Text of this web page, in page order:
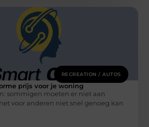
RECREATION / AUTOS
prijs voor je woning
sommigen moeten er niet aan
voor anderen niet snel genoeg kan